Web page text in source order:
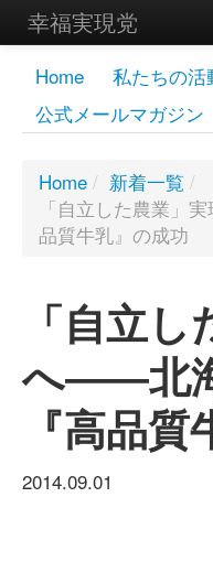
幸福実現党
メンバーズページ
党員
お問い合わせ
Home 私たちの活
公式メールマガジン
Home / 新着一覧 /
「自立した農業」
品質牛乳』の成功
「自立
へ――北
『高品
2014.09.01